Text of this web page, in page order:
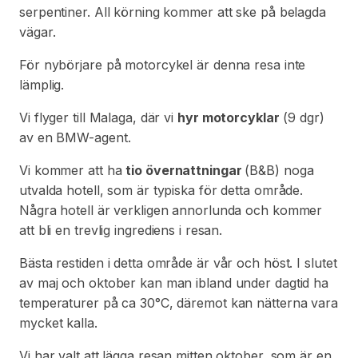
serpentiner. All körning kommer att ske på belagda
vägar.
För nybörjare på motorcykel är denna resa inte
lämplig.
Vi flyger till Malaga, där vi hyr motorcyklar (9 dgr)
av en BMW-agent.
Vi kommer att hatio övernattningar (B&B) noga
utvalda hotell, som är typiska för detta område.
Några hotell är verkligen annorlunda och kommer
att bli en trevlig ingrediens i resan.
Bästa restiden i detta område är vår och höst. I slutet
av maj och oktober kan man ibland under dagtid ha
temperaturer på ca 30°C, däremot kan nätterna vara
mycket kalla.